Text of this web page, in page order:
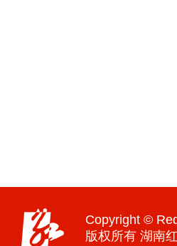
Copyright ©
版权所有 湖南